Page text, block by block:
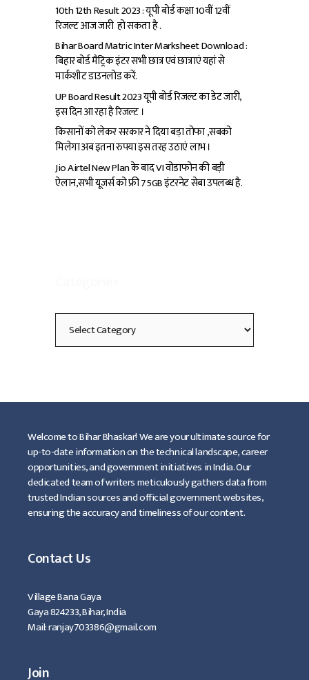
10th 12th Result 2023 : यूपी बोर्ड कक्षा 10वीं 12वीं
रिजल्ट आज जारी हो सकता है .
Bihar Board Matric Inter Marksheet Download :
बिहार बोर्ड मैट्रिक इंटर सभी छात्र एवं छात्राएं यहां से
मार्कशीट डाउनलोड करें.
UP Board Result 2023 यूपी बोर्ड रिजल्ट का डेट जारी,
इस दिन आ रहा है रिजल्ट ।
किसानों को लेकर सरकार ने दिया बड़ा तोफा ,सबको
मिलेगा अब इतना रुपया इस तरह उठाएं लाभ ।
Jio Airtel New Plan के बाद VI वोडाफोन की बड़ी
ऐलान,सभी यूजर्स को फ्री 75GB इंटरनेट सेबा उपलब्ध है.
Categories
Welcome to Bihar Bhaskar! We are your ultimate source for
up-to-date information on the technical landscape, career
opportunities, and government initiatives in India. Our
dedicated team of writers meticulously gathers data from
trusted Indian sources and official government websites,
ensuring the accuracy and timeliness of our content.
Contact Us
Village Bana Gaya
Gaya 824233, Bihar, India
Mail: ranjay703386@gmail.com
Join